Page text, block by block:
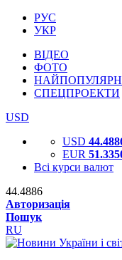
РУС
УКР
ВІДЕО
ФОТО
СПЕЦПРОЕКТИ
USD
USD
EUR
Всі курси валют
44.4886
Авторизація
Пошук
RU